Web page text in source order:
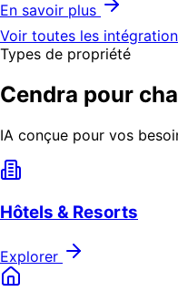
En savoir plus
Voir toutes les
Types de propriété
Cendra pour
IA conçue pour vos
Hôtels & Resorts
Explorer